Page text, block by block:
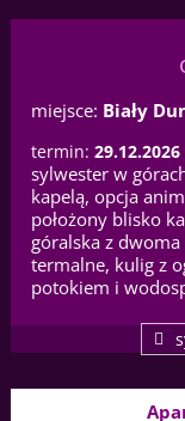
miejsce: Biały
termin:
sylwester w
kapelą, opcja
położony blisko
góralska z
termalne, kulig z
potokiem i